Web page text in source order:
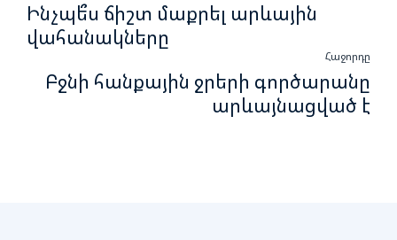
Ինչպե՞ս ճիշտ մաքրել արևային
վահանակները
Հաջորդը
Բջնի հանքային ջրերի գործարանը
արևայնացված է